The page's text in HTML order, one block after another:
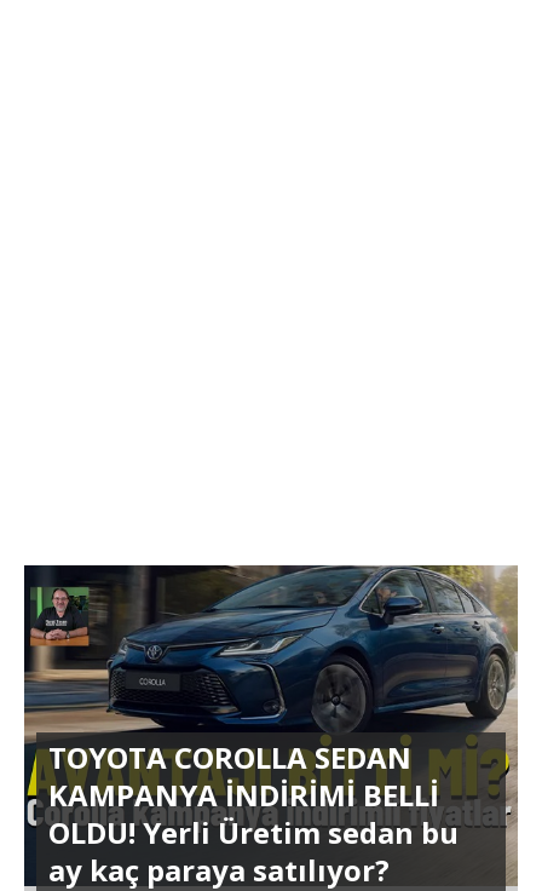
TOYOTA COROLLA SEDAN
KAMPANYA İNDİRİMİ BELLİ
OLDU! Yerli Üretim sedan bu
ay kaç paraya satılıyor?